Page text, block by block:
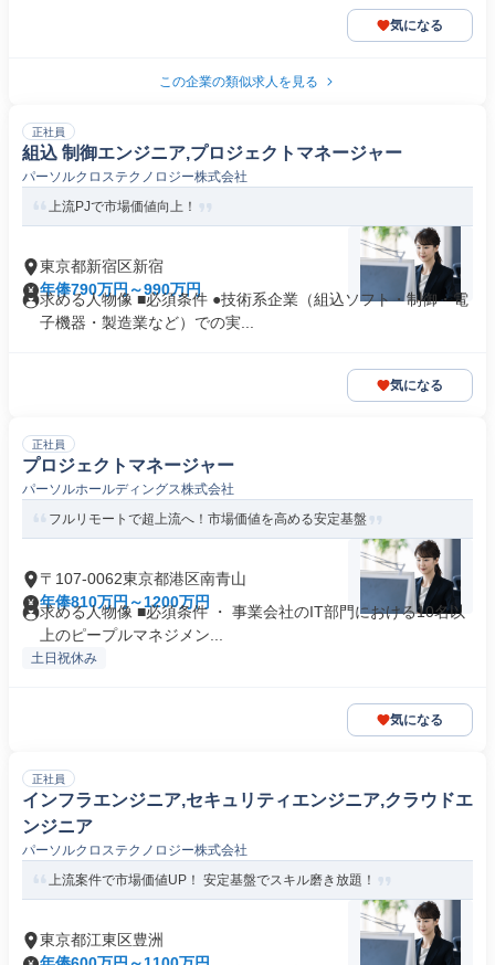
気になる
この企業の類似求人を見る
正社員
組込 制御エンジニア,プロジェクトマネージャー
パーソルクロステクノロジー株式会社
上流PJで市場価値向上！
東京都新宿区新宿
年俸790万円～990万円
求める人物像 ■必須条件 ●技術系企業（組込ソフト・制御・電
子機器・製造業など）での実...
気になる
正社員
プロジェクトマネージャー
パーソルホールディングス株式会社
フルリモートで超上流へ！市場価値を高める安定基盤
〒107-0062東京都港区南青山
年俸810万円～1200万円
求める人物像 ■必須条件 ・ 事業会社のIT部門における10名以
上のピープルマネジメン...
土日祝休み
気になる
正社員
インフラエンジニア,セキュリティエンジニア,クラウドエ
ンジニア
パーソルクロステクノロジー株式会社
上流案件で市場価値UP！ 安定基盤でスキル磨き放題！
東京都江東区豊洲